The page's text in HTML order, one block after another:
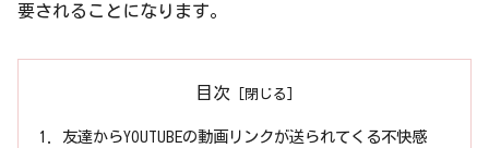
要されることになります。
目次
友達からYOUTUBEの動画リンクが送られてくる不快感